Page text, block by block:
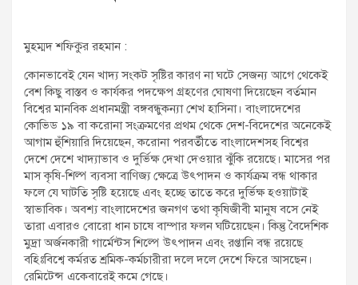
মুহম্মদ শফিকুর রহমান :
কোনভাবেই যেন খাদ্য সংকট সৃষ্টির কারণ না ঘটে সেজন্য আগে থেকেই
বেশ কিছু বাস্তব ও কার্যকর পদক্ষেপ গ্রহণের ঘোষণা দিয়েছেন বর্তমান
বিশ্বের মানবিক প্রধানমন্ত্রী বঙ্গবন্ধুকন্যা শেখ হাসিনা। বাংলাদেশের
কোভিড ১৯ বা করোনা সংক্রমণের প্রথম থেকে দেশ-বিদেশের অনেকেই
আগাম হুঁশিয়ারি দিয়েছেন, করোনা পরবর্তীতে বাংলাদেশসহ বিশ্বের
দেশে দেশে খাদ্যাভাব ও দুর্ভিক্ষ দেখা দেওয়ার ঝুঁকি রয়েছে। মাসের পর
মাস কৃষি-শিল্প ব্যবসা বাণিজ্য ক্ষেত্রে উৎপাদন ও কার্যক্রম বন্ধ থাকার
ফলে যে ঘাটতি সৃষ্টি হয়েছে এবং হচ্ছে তাতে করে দুর্ভিক্ষ হওয়াটাই
স্বাভাবিক। অবশ্য বাংলাদেশের জনগণ তথা কৃষিজীবী মানুষ বসে নেই
তারা এবারও বোরো ধান চাষে বাম্পার ফলন ঘটিয়েছেন। কিন্তু বৈদেশিক
মুদ্রা অর্জনকারী গার্মেন্টস শিল্পে উৎপাদন এবং রপ্তানি বন্ধ রয়েছে
বহিঃবিশ্বে কর্মরত শ্রমিক-কর্মচারীরা দলে দলে দেশে ফিরে আসছেন।
রেমিটেন্স একেবারেই কমে গেছে।